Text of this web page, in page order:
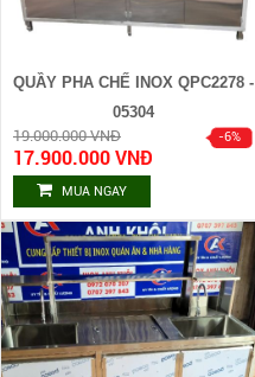
QUẦY PHA CHẾ INOX QPC2278 -
05304
19.000.000 VNĐ
17.900.000 VNĐ
MUA NGAY